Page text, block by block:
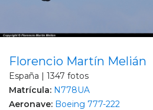
Florencio Martín Melián
España | 1347 fotos
Matrícula: N778UA
Aeronave: Boeing 777-222